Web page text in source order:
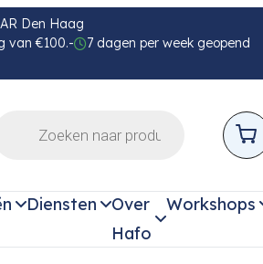
Den Haag
van €100.-
7 dagen per week geopend
Diensten
Over
Hafo
Workshops